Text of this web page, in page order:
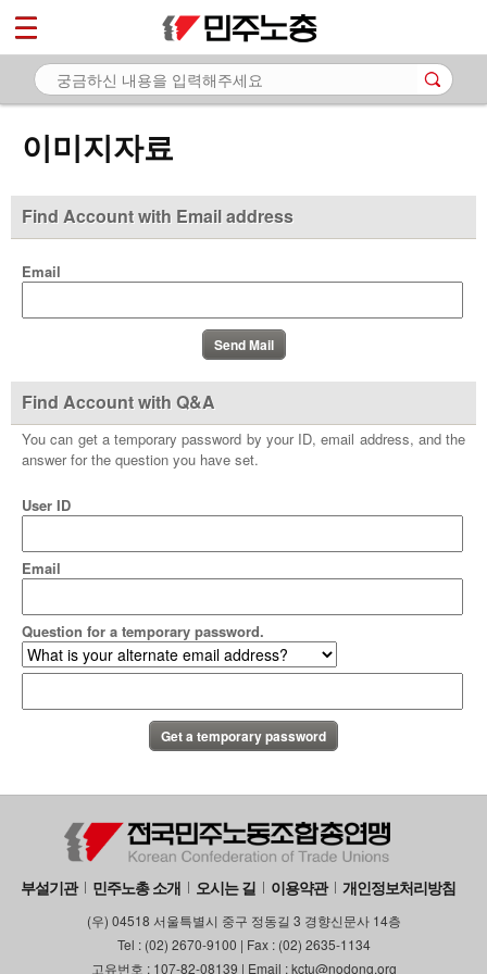
이미지자료
Find Account with Email address
Email
Find Account with Q&A
You can get a temporary password by your ID, email address, and the
answer for the question you have set.
User ID
Email
Question for a temporary password.
부설기관 민주노총 소개 오시는 길 이용약관 개인정보처리방침
(우) 04518 서울특별시 중구 정동길 3 경향신문사 14층
Tel : (02) 2670-9100 | Fax : (02) 2635-1134
고유번호 : 107-82-08139 | Email : kctu@nodong.org
마이페이지
소개
노동상담
자료
- 카드뉴스
부설기관